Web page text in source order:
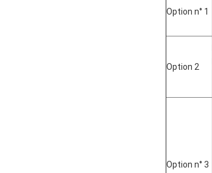
Option n° 1
Option 2
Option n° 3